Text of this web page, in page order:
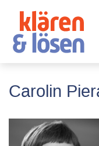
Carolin